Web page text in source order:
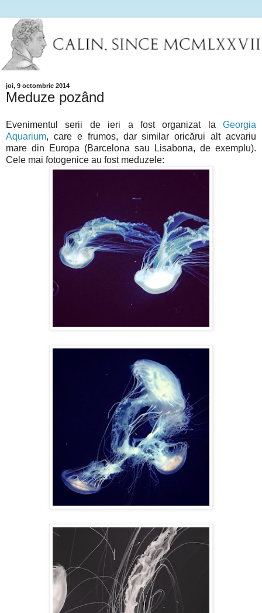
joi, 9 octombrie 2014
Meduze pozând
Evenimentul serii de ieri a fost organizat la Georgia
Aquarium, care e frumos, dar similar oricărui alt acvariu
mare din Europa (Barcelona sau Lisabona, de exemplu).
Cele mai fotogenice au fost meduzele: